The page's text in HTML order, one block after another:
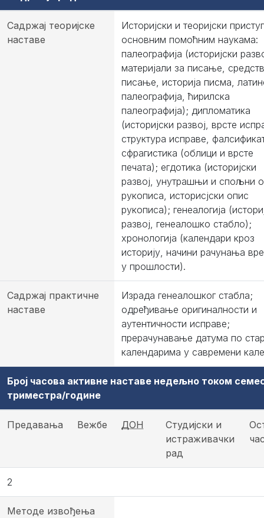
Садржај теоријске
наставе
Историјски и теоријски
основним помоћним наукама:
палеографија (историјски
материјали за писање,
писање, историја писма,
палеографија, ћирилска
палеографија); дипломатика
(историјски развој, врсте
структура исправе,
сфрагистика (облици и врсте
печата); егдотика (историјски
развој, унутрашњи и спољни
рукописа, историсјски опис
рукописа); генеалогија
развој, генеалошко стабло);
хронологија (календари кроз
историју, начини рачунања
у прошлости).
Садржај практичне
наставе
Израда генеалошког стабла;
одређивање оригиналности и
аутентичности исправе;
прерачунавање датума по
календарима у савремени
Број часова активне наставе недељно током
триместра/године
Предавања Вежбе ДОН
Студијски и
истраживачки
рад
2
Методе извођења